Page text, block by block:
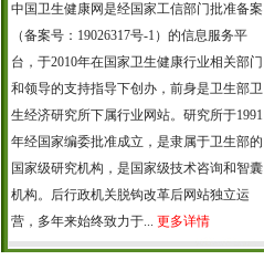
中国卫生健康网是经国家工信部门批准备案
（备案号：19026317号-1）的信息服务平
台，于2010年在国家卫生健康行业相关部门
和领导的支持指导下创办，前身是卫生部卫
生经济研究所下属行业网站。研究所于1991
年经国家编委批准成立，是隶属于卫生部的
国家级研究机构，是国家级技术咨询和智囊
机构。后行政机关脱钩改革后网站独立运
营，多年来始终致力于... 更多详情